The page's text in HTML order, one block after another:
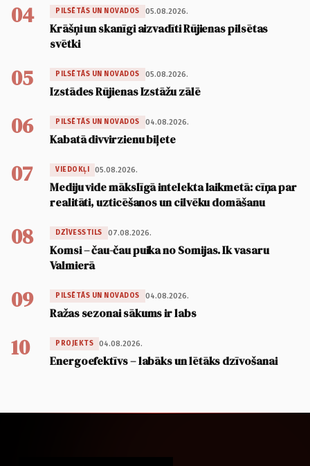
04 PILSĒTĀS UN NOVADOS 05.08.2026.
Krāšņi un skanīgi aizvadīti Rūjienas pilsētas
svētki
05 PILSĒTĀS UN NOVADOS 05.08.2026.
Izstādes Rūjienas Izstāžu zālē
06 PILSĒTĀS UN NOVADOS 04.08.2026.
Kabatā divvirzienu biļete
07 VIEDOKĻI 05.08.2026.
Mediju vide mākslīgā intelekta laikmetā: cīņa par
realitāti, uzticēšanos un cilvēku domāšanu
08 DZĪVESSTILS 07.08.2026.
Komsi – čau-čau puika no Somijas. Ik vasaru
Valmierā
09 PILSĒTĀS UN NOVADOS 04.08.2026.
Ražas sezonai sākums ir labs
10 PROJEKTS 04.08.2026.
Energoefektīvs – labāks un lētāks dzīvošanai